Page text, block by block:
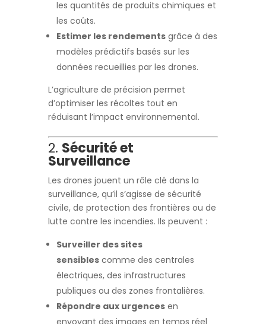
les quantités de produits chimiques et
les coûts.
Estimer les rendements grâce à des
modèles prédictifs basés sur les
données recueillies par les drones.
L’agriculture de précision permet
d’optimiser les récoltes tout en
réduisant l’impact environnemental.
2. Sécurité et
Surveillance
Les drones jouent un rôle clé dans la
surveillance, qu’il s’agisse de sécurité
civile, de protection des frontières ou de
lutte contre les incendies. Ils peuvent :
Surveiller des sites
sensibles comme des centrales
électriques, des infrastructures
publiques ou des zones frontalières.
Répondre aux urgences en
envoyant des images en temps réel